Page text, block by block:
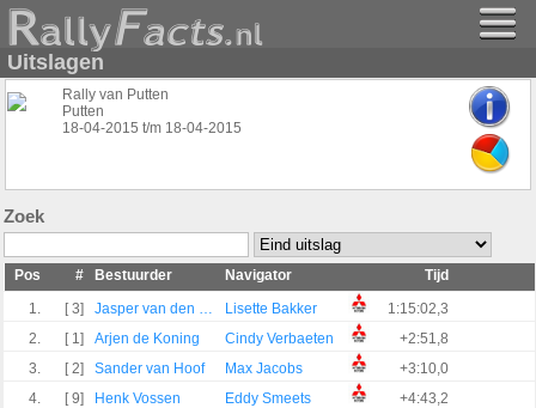
Uitslagen
Rally van Putten
Putten
18-04-2015 t/m 18-04-2015
Zoek
Pos # Bestuurder Navigator
Tijd
1.
[ 3] Jasper van den Heuvel Lisette Bakker
1:15:02,3
2.
[ 1] Arjen de Koning Cindy Verbaeten
+2:51,8
3.
[ 2] Sander van Hoof Max Jacobs
+3:10,0
4.
[ 9] Henk Vossen Eddy Smeets
+4:43,2